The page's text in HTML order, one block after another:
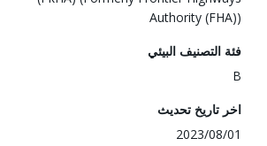
Authority (FHA))
فئة التصنيف البيئي
B
اخر تاريخ تحديث
2023/08/01